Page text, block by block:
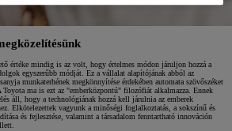
értéke mindig is az volt, hogy értelmes módon járuljon hozzá a
egyszerűbb módját. Ez a vállalat alapítójának abból az
munkaterhének megkönnyítése érdekében automata szövőszéket
ma is ezt az "emberközpontú" filozófiát alkalmazza. Ennek
áll, hogy a technológiának hozzá kell járulnia az emberek
Elkötelezettek vagyunk a minőségi foglalkoztatás, a sokszínű és
és fejlesztése, valamint a társadalom fenntartható innováción